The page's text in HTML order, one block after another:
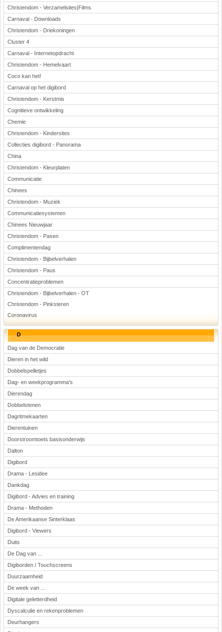
Christendom - Verzamelsites|Films
Carnaval - Downloads
Christendom - Driekoningen
Cluster 4
Carnaval - Internetopdracht
Christendom - Hemelvaart
Coco kan het!
Carnaval op het digibord
Christendom - Kerstmis
Cognitieve ontwikkeling
Chemie
Christendom - Kindersites
Collecties digibord - Panorama
China
Christendom - Kleurplaten
Communicatie
Chinees
Christendom - Muziek
Communicatiesystemen
Chinees Nieuwjaar
Christendom - Pasen
Complimentendag
Christendom - Bijbelverhalen
Christendom - Paus
Concentratieproblemen
Christendom - Bijbelverhalen - OT
Christendom - Pinksteren
Coronavirus
D
Dag van de Democratie
Dieren in het wild
Dobbelspelletjes
Dag- en weekprogramma's
Dierendag
Dobbelstenen
Dagritmekaarten
Dierentuinen
Doorstroomtoets basisonderwijs
Dalton
Digibord
Drama - Lesidee
Dankdag
Digibord - Advies en training
Drama - Methoden
De Amerikaanse Sinterklaas
Digibord - Viewers
Duits
De Dag van ...
Digiborden / Touchscreens
Duurzaamheid
De week van ...
Digitale geletterdheid
Dyscalculie en rekenproblemen
Deurhangers